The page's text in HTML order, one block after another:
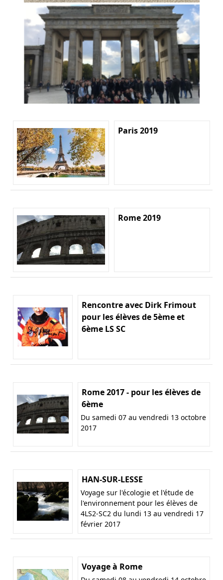
Paris 2019
Rome 2019
Rencontre avec Dirk Frimout
pour les élèves de 5ème et
6ème LS SC
Rome 2017 - pour les élèves de
6ème
Du samedi 07 au vendredi 13 octobre
2017
HAN-SUR-LESSE
Voyage sur l'écologie et l'étude de
l'environnement pour les élèves de
4LS2-SC2 du lundi 13 au vendredi 17
février 2017
Voyage à Rome